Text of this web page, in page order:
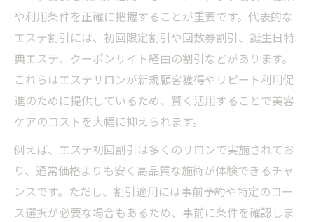
エステ選びで美肌維持が叶う理由
クーポン利用時の注意点と活用テクニック
お得なエステ通いなら割引情報の見極めが鍵
エステ割引情報の正しい見極め方とは
失敗しないエステ通いに必要な割引選び
エステの割引内容をしっかり確認する方法
お得なエステ割引で継続通いを実現
エステ割引チケットを使った賢い方法
や利用条件を正確に把握することが重要です。代表的な
エステ割引には、初回限定割引や回数券割引、誕生日特
典エステ、クーポンサイト経由の割引などがあります。
これらはエステサロンが新規顧客獲得やリピート利用促
進のために提供しているため、賢く活用することで美容
ケアのコストを大幅に抑えられます。
例えば、エステ初回割引は多くのサロンで実施されてお
り、通常価格よりも安く高品質な施術が体験できるチャ
ンスです。ただし、割引適用には事前予約や特定のコー
ス選択が必要な場合もあるため、事前に条件を確認しま